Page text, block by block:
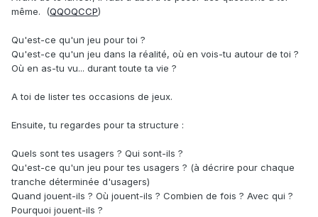
même. (QQOQCCP)
Qu'est-ce qu'un jeu pour toi ?
Qu'est-ce qu'un jeu dans la réalité, où en vois-tu autour de toi ?
Où en as-tu vu... durant toute ta vie ?
A toi de lister tes occasions de jeux.
Ensuite, tu regardes pour ta structure :
Quels sont tes usagers ? Qui sont-ils ?
Qu'est-ce qu'un jeu pour tes usagers ? (à décrire pour chaque
tranche déterminée d'usagers)
Quand jouent-ils ? Où jouent-ils ? Combien de fois ? Avec qui ?
Pourquoi jouent-ils ?